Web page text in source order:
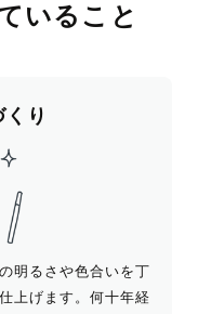
いること
り
明るさや色合いを丁
上げます。何十年経